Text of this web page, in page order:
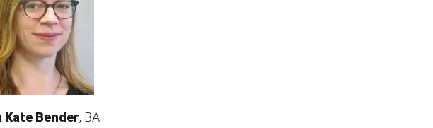
Kate Bender Credentials/Title
BA